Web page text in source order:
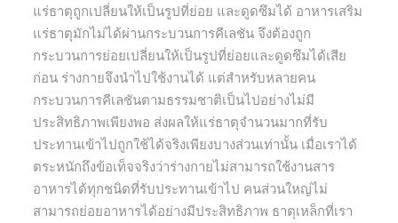
แร่ธาตุถูกเปลี่ยนให้เป็นรูปที่ย่อย และดูดซึมได้ อาหารเสริม
แร่ธาตุมักไม่ได้ผ่านกระบวนการคีเลชัน จึงต้องถูก
กระบวนการย่อยเปลี่ยนให้เป็นรูปที่ย่อยและดูดซึมได้เสีย
ก่อน ร่างกายจึงนำไปใช้งานได้ แต่สำหรับหลายคน
กระบวนการคีเลชันตามธรรมชาติเป็นไปอย่างไม่มี
ประสิทธิภาพเพียงพอ ส่งผลให้แร่ธาตุจำนวนมากที่รับ
ประทานเข้าไปถูกใช้ได้จริงเพียงบางส่วนเท่านั้น เมื่อเราได้
ตระหนักถึงข้อเท็จจริงว่าร่างกายไม่สามารถใช้งานสาร
อาหารได้ทุกชนิดที่รับประทานเข้าไป คนส่วนใหญ่ไม่
สามารถย่อยอาหารได้อย่างมีประสิทธิภาพ ธาตุเหล็กที่เรา